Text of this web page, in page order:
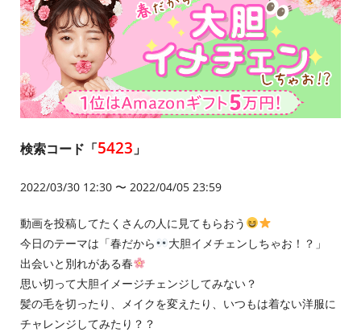
検索コード「5423 」
2022/03/30 12:30 〜 2022/04/05 23:59
動画を投稿してたくさんの人に見てもらおう
今日のテーマは「春だから
大胆イメチェンしちゃお！？」
出会いと別れがある春
思い切って大胆イメージチェンジしてみない？
髪の毛を切ったり、メイクを変えたり、いつもは着ない洋服に
チャレンジしてみたり？？